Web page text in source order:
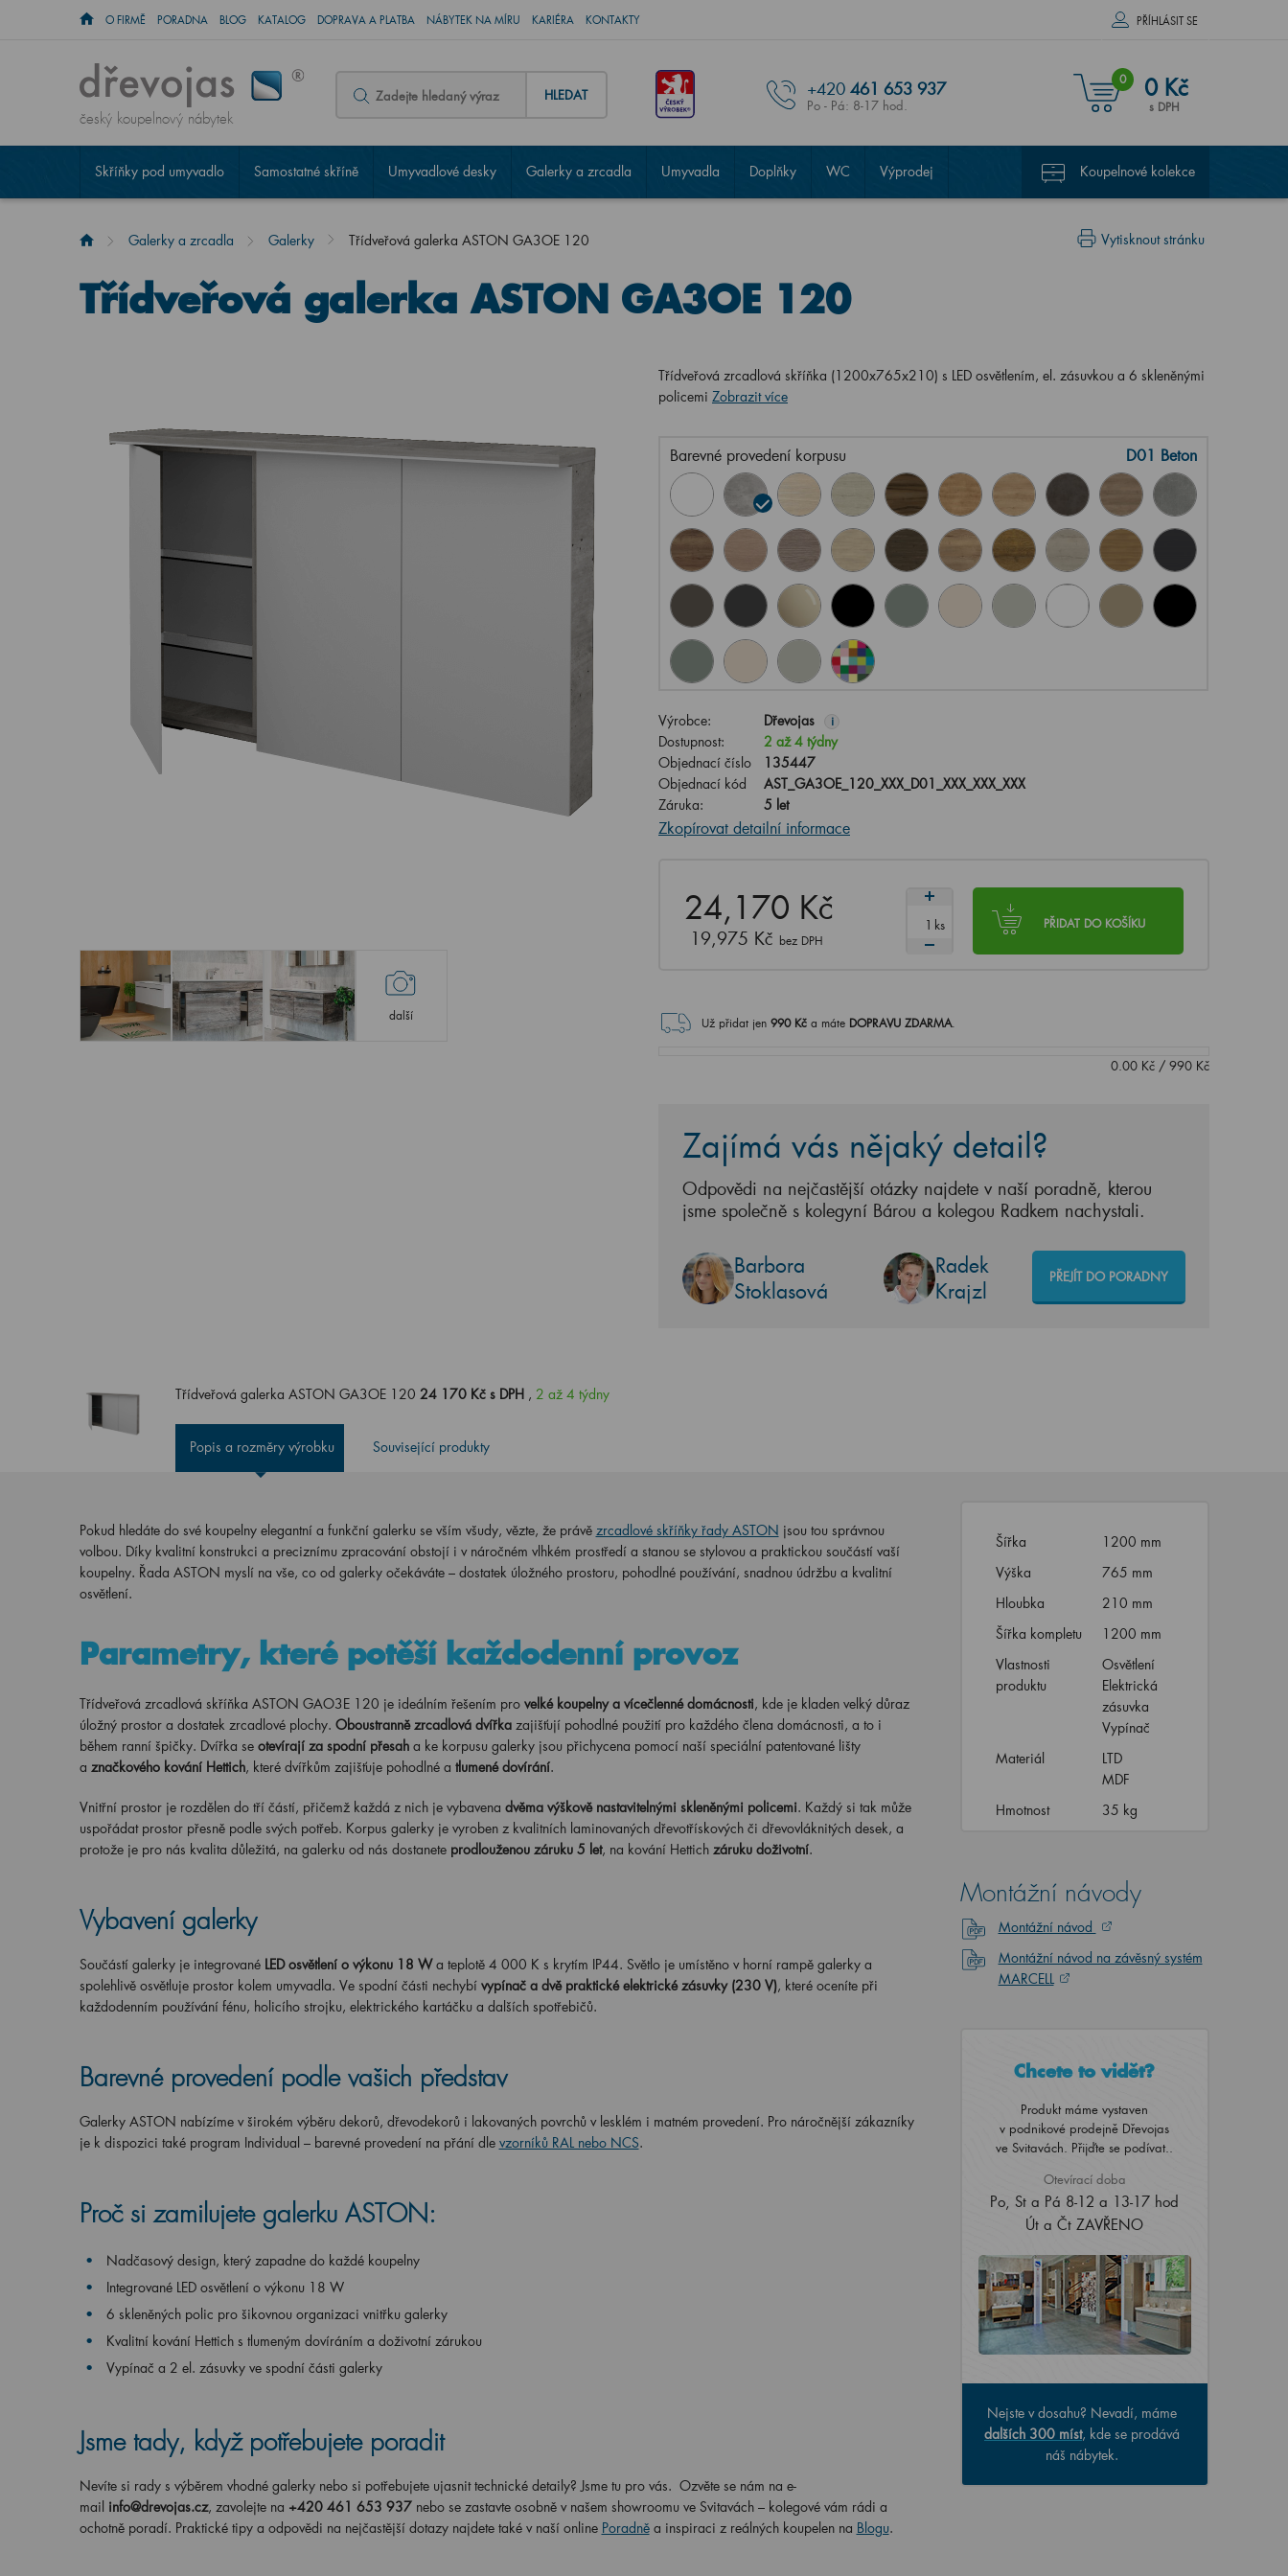
O FIRMĚ PORADNA BLOG KATALOG DOPRAVA A PLATBA NÁBYTEK NA MÍRU KARIÉRA KONTAKTY PŘÍHLÁSIT SE
český koupelnový nábytek
HLEDAT +420 461 653 937
Po - Pá: 8-17 hod.
0 0 Kč
s DPH
Skříňky pod umyvadlo Samostatné skříně Umyvadlové desky Galerky a zrcadla Umyvadla Doplňky WC Výprodej Koupelnové kolekce
Vytisknout stránku
Galerky a zrcadla Galerky Třídveřová galerka ASTON GA3OE 120
Třídveřová galerka ASTON GA3OE 120
další
Třídveřová zrcadlová skříňka (1200x765x210) s LED osvětlením, el. zásuvkou a 6 skleněnými
policemi Zobrazit více
Barevné provedení korpusu D01 Beton
Výrobce: Dřevojas i
Dostupnost:
2 až 4 týdny
Objednací číslo
135447
Objednací kód
AST_GA3OE_120_XXX_D01_XXX_XXX_XXX
Záruka:
5 let
Zkopírovat detailní informace
24,170 Kč
19,975 Kč bez DPH
PŘIDAT DO KOŠÍKU
ks
Už přidat jen 990Kč a máte DOPRAVU ZDARMA.
0.00Kč/ 990Kč
Zajímá vás nějaký detail?
Odpovědi na nejčastější otázky najdete v naší poradně, kterou
jsme společně s kolegyní Bárou a kolegou Radkem nachystali.
Barbora
Stoklasová
Radek
Krajzl
PŘEJÍT DO PORADNY
Třídveřová galerka ASTON GA3OE 12024 170 Kč s DPH , 2 až 4 týdny
Popis a rozměry výrobku Související produkty
Pokud hledáte do své koupelny elegantní a funkční galerku se vším všudy, vězte, že právě zrcadlové skříňky řady ASTON jsou tou správnou
volbou. Díky kvalitní konstrukci a preciznímu zpracování obstojí i v náročném vlhkém prostředí a stanou se stylovou a praktickou součástí vaší
koupelny. Řada ASTON myslí na vše, co od galerky očekáváte – dostatek úložného prostoru, pohodlné používání, snadnou údržbu a kvalitní
osvětlení.
Parametry, které potěší každodenní provoz
Třídveřová zrcadlová skříňka ASTON GAO3E 120 je ideálním řešením pro velké koupelny a vícečlenné domácnosti, kde je kladen velký důraz
úložný prostor a dostatek zrcadlové plochy. Oboustranně zrcadlová dvířka zajišťují pohodlné použití pro každého člena domácnosti, a to i
během ranní špičky. Dvířka se otevírají za spodní přesah a ke korpusu galerky jsou přichycena pomocí naší speciální patentované lišty
a značkového kování Hettich, které dvířkům zajišťuje pohodlné a tlumené dovírání.
Vnitřní prostor je rozdělen do tří částí, přičemž každá z nich je vybavena dvěma výškově nastavitelnými skleněnými policemi. Každý si tak může
uspořádat prostor přesně podle svých potřeb. Korpus galerky je vyroben z kvalitních laminovaných dřevotřískových či dřevovláknitých desek, a
protože je pro nás kvalita důležitá, na galerku od nás dostanete prodlouženou záruku 5 let, na kování Hettich záruku doživotní.
Vybavení galerky
Součástí galerky je integrované LED osvětlení o výkonu 18 Wa teplotě 4 000 K s krytím IP44. Světlo je umístěno v horní rampě galerky a
spolehlivě osvětluje prostor kolem umyvadla. Ve spodní části nechybí vypínač a dvě praktické elektrické zásuvky (230 V), které oceníte při
každodenním používání fénu, holicího strojku, elektrického kartáčku a dalších spotřebičů.
Barevné provedení podle vašich představ
Galerky ASTON nabízíme v širokém výběru dekorů, dřevodekorů i lakovaných povrchů v lesklém i matném provedení. Pro náročnější zákazníky
je k dispozici také program Individual – barevné provedení na přání dle vzorníků RAL nebo NCS.
Proč si zamilujete galerku ASTON:
Nadčasový design, který zapadne do každé koupelny
Integrované LED osvětlení o výkonu 18 W
6 skleněných polic pro šikovnou organizaci vnitřku galerky
Kvalitní kování Hettich s tlumeným dovíráním a doživotní zárukou
Vypínač a 2 el. zásuvky ve spodní části galerky
Jsme tady, když potřebujete poradit
Nevíte si rady s výběrem vhodné galerky nebo si potřebujete ujasnit technické detaily? Jsme tu pro vás. Ozvěte se nám na e-
mail info@drevojas.cz, zavolejte na +420 461 653 937 nebo se zastavte osobně v našem showroomu ve Svitavách – kolegové vám rádi a
ochotně poradí. Praktické tipy a odpovědi na nejčastější dotazy najdete také v naší online Poradně a inspiraci z reálných koupelen na Blogu.
Šířka
1200 mm
Výška
765 mm
Hloubka
210 mm
Šířka kompletu
1200 mm
Vlastnosti
produktu
Osvětlení
Elektrická
zásuvka
Vypínač
Materiál
LTD
MDF
Hmotnost
35 kg
Montážní návody
Montážní návod
Montážní návod na závěsný systém
MARCELL
Chcete to vidět?
Produkt máme vystaven
v podnikové prodejně Dřevojas
ve Svitavách. Přijďte se podívat..
Otevírací doba
Po, St a Pá 8-12 a 13-17 hod
Út a Čt ZAVŘENO
Nejste v dosahu? Nevadí, máme
dalších 300 míst, kde se prodává
náš nábytek.